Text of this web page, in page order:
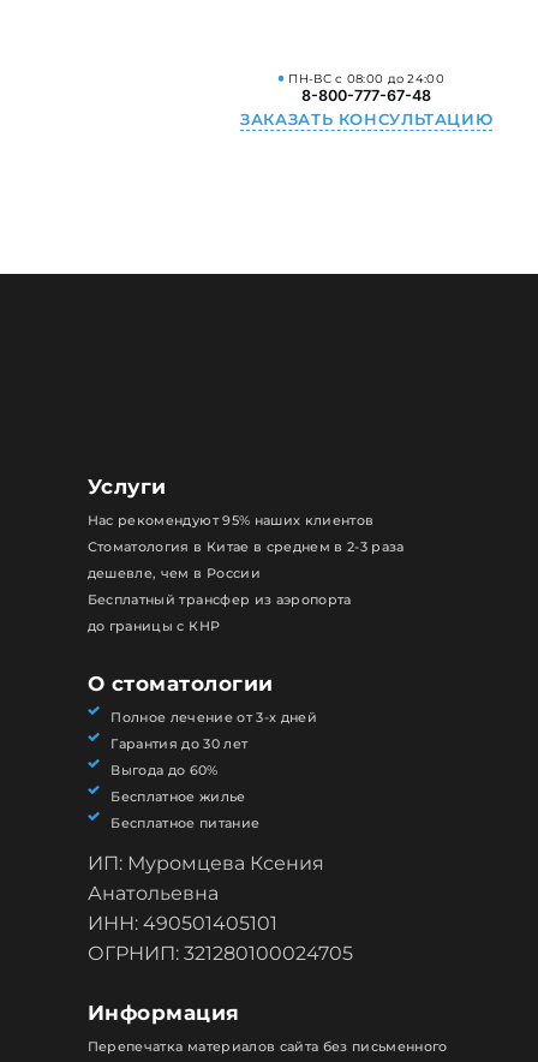
ПН-ВС с 08:00 до 24:00
8-800-777-67-48
ЗАКАЗАТЬ КОНСУЛЬТАЦИЮ
Услуги
Нас рекомендуют 95% наших клиентов
Стоматология в Китае в среднем в 2-3 раза
дешевле, чем в России
Бесплатный трансфер из аэропорта
до границы с КНР
О стоматологии
Полное лечение от 3-х дней
Гарантия до 30 лет
Выгода до 60%
Бесплатное жилье
Бесплатное питание
ИП: Муромцева Ксения
Анатольевна
ИНН: 490501405101
ОГРНИП: 321280100024705
Информация
Перепечатка материалов сайта без письменного